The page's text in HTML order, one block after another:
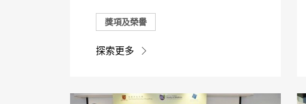
獎項及榮譽
探索更多